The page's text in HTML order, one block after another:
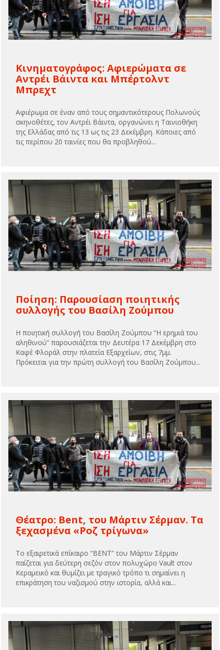
Κινηματογράφος: Αφιερώματα σε
Αντρέι Βάιντα και Μπέρτολντ
Μπρεχτ
Αφιέρωμα σε έναν από τους σημαντικότερους Πολωνούς
σκηνοθέτες, τον Αντρέι Βάιντα, οργανώνει η Ταινιοθήκη
της Ελλάδας από τις 13 ως τις 23 Δεκέμβρη. Κάποιες από
τις περίπου 20 ταινίες που θα προβληθού...
Ποίηση: Παρουσίαση ποιητικής
συλλογής του Βασίλη Ζούμπου
Η ποιητική συλλογή του Βασίλη Ζούμπου “Η ερημιά του
αληθινού” παρουσιάζεται την Δευτέρα 17 Δεκέμβρη στο
Καφέ Φλοράλ στην πλατεία Εξαρχείων, στις 7μμ.
Πρόκειται για την πρώτη συλλογή του Βασίλη Ζούμπου...
Θέατρο: Bent, του Μάρτιν Σέρμαν. Τα
ξεχασμένα «Ροζ τρίγωνα»
Το εξαιρετικά επίκαιρο “BENT” του Μάρτιν Σέρμαν
παίζεται για δεύτερη σεζόν στον πολυχώρο Vault στον
Κεραμεικό και θυμίζει με τραγικό τρόπο τι σημαίνει η
επικράτηση του ναζισμού στην ιστορία, αλλά και...